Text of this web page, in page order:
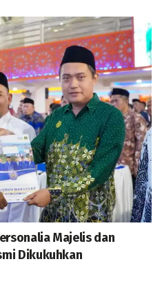
Majelis dan
Dikukuhkan